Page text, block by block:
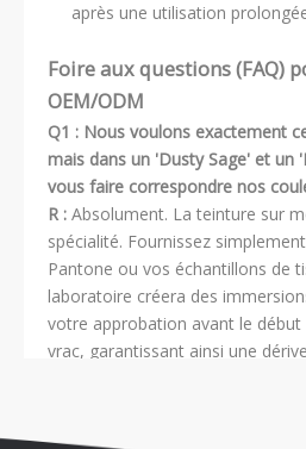
après une utilisation
Foire aux questions (FAQ)
OEM/ODM
Q1 : Nous voulons exactement
mais dans un 'Dusty Sage' et un
vous faire correspondre nos
R : Absolument. La teinture sur
spécialité. Fournissez
Pantone ou vos échantillons de
laboratoire créera des
votre approbation avant le
vrac, garantissant ainsi une